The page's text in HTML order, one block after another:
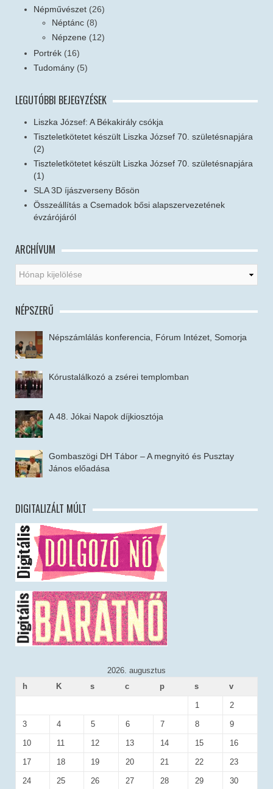
Népművészet (26)
Néptánc (8)
Népzene (12)
Portrék (16)
Tudomány (5)
LEGUTÓBBI BEJEGYZÉSEK
Liszka József: A Békakirály csókja
Tiszteletkötetet készült Liszka József 70. születésnapjára
(2)
Tiszteletkötetet készült Liszka József 70. születésnapjára
(1)
SLA 3D íjászverseny Bősön
Összeállítás a Csemadok bősi alapszervezetének
évzárójáról
ARCHÍVUM
NÉPSZERŰ
Népszámlálás konferencia, Fórum Intézet, Somorja
Kórustalálkozó a zsérei templomban
A 48. Jókai Napok díjkiosztója
Gombaszögi DH Tábor – A megnyitó és Pusztay
János előadása
DIGITALIZÁLT MÚLT
2026. augusztus
h
K s c p s v
1 2
3 4 5 6 7 8 9
10 11 12 13 14 15 16
17 18 19 20 21 22 23
24 25 26 27 28 29 30